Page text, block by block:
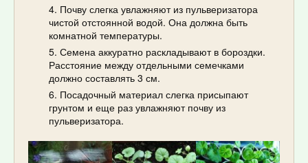
Почву слегка увлажняют из пульверизатора
чистой отстоянной водой. Она должна быть
комнатной температуры.
Семена аккуратно раскладывают в бороздки.
Расстояние между отдельными семечками
должно составлять 3 см.
Посадочный материал слегка присыпают
грунтом и еще раз увлажняют почву из
пульверизатора.